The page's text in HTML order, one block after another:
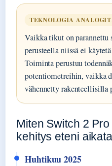
TEKNOLOGIA
Vaikka tikut on
perusteella niissä ei
Toiminta perustuu
potentiometreihin, vaikka
vähennetty rakenteellisilla
Miten Switch 2
kehitys eteni
Huhtikuu 2025